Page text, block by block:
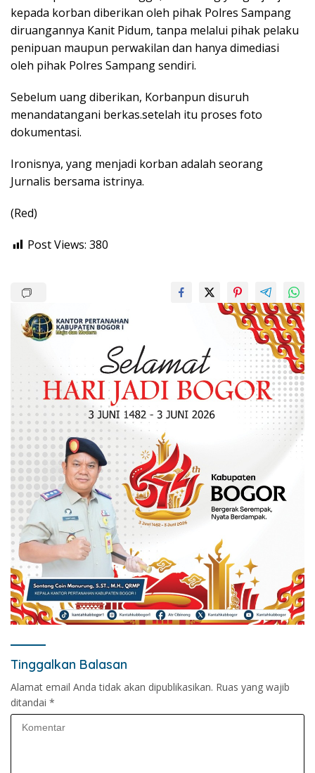
kepada korban diberikan oleh pihak Polres Sampang
diruangannya Kanit Pidum, tanpa melalui pihak pelaku
penipuan maupun perwakilan dan hanya dimediasi
oleh pihak Polres Sampang sendiri.
Sebelum uang diberikan, Korbanpun disuruh
menandatangani berkas.setelah itu proses foto
dokumentasi.
Ironisnya, yang menjadi korban adalah seorang
Jurnalis bersama istrinya.
(Red)
Post Views: 380
Tinggalkan Balasan
Alamat email Anda tidak akan dipublikasikan. Ruas yang wajib
ditandai *